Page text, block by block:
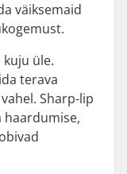
väiksemaid
üle.
terava
Sharp-lip